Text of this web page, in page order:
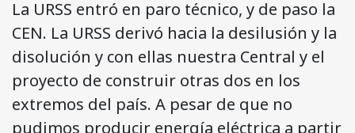
La URSS entró en paro técnico, y de paso la
CEN. La URSS derivó hacia la desilusión y la
disolución y con ellas nuestra Central y el
proyecto de construir otras dos en los
extremos del país. A pesar de que no
pudimos producir energía eléctrica a partir